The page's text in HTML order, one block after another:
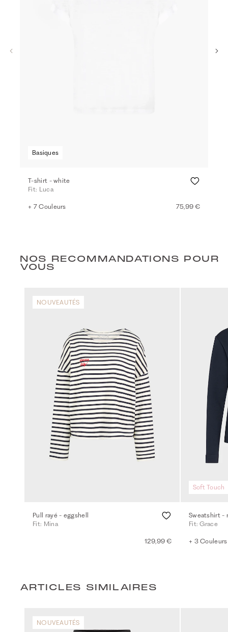
Basiques
T-shirt - white
Fit: Luca
+ 7 Couleurs 75,99 €
NOS RECOMMANDATIONS POUR
VOUS
NOUVEAUTÉS
Pull rayé - eggshell
Fit: Mina
129,99 €
Soft Touch
Sweatshirt -
Fit: Grace
+ 3 Couleurs
ARTICLES SIMILAIRES
NOUVEAUTÉS